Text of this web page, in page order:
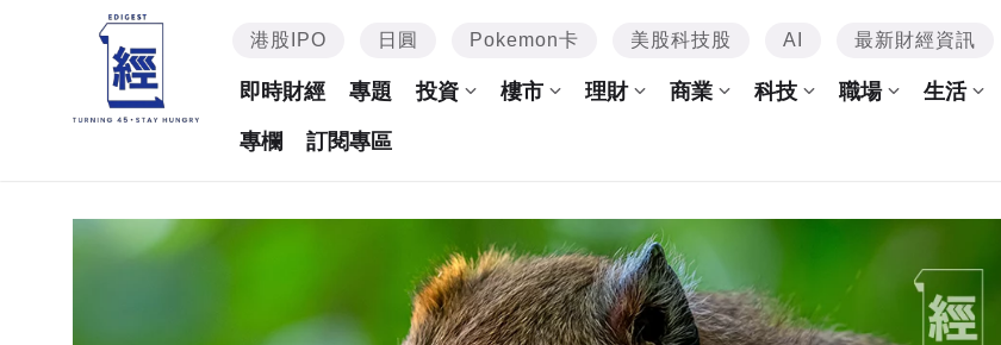
港股IPO 日圓 Pokemon卡 美股科技股 AI 最新財經資訊
即時財經 專題 投資 樓市 理財 商業 科技 職場 生活
專欄 訂閱專區